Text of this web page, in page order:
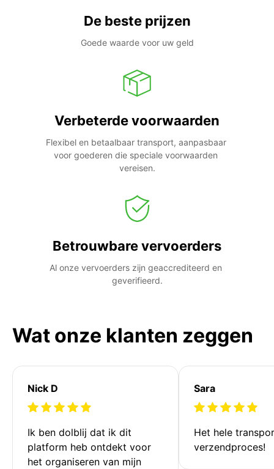
De beste prijzen
Goede waarde voor uw geld
Verbeterde voorwaarden
Flexibel en betaalbaar transport, aanpasbaar
voor goederen die speciale voorwaarden
vereisen.
Betrouwbare vervoerders
Al onze vervoerders zijn geaccrediteerd en
geverifieerd.
Wat onze klanten zeggen
Nick D
Ik ben dolblij dat ik dit
platform heb ontdekt voor
het organiseren van mijn
Sara
Het hele
verzendproces!